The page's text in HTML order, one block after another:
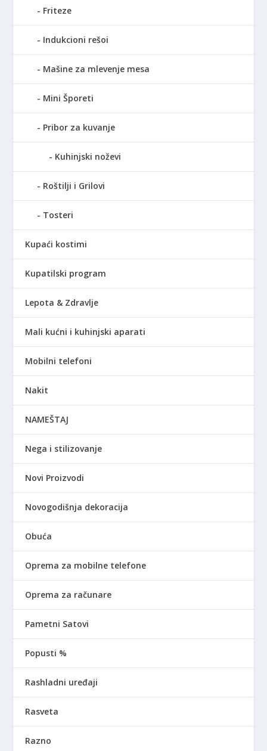
Friteze
Indukcioni rešoi
Mašine za mlevenje mesa
Mini Šporeti
Pribor za kuvanje
Kuhinjski noževi
Roštilji i Grilovi
Tosteri
Kupaći kostimi
Kupatilski program
Lepota & Zdravlje
Mali kućni i kuhinjski aparati
Mobilni telefoni
Nakit
NAMEŠTAJ
Nega i stilizovanje
Novi Proizvodi
Novogodišnja dekoracija
Obuća
Oprema za mobilne telefone
Oprema za računare
Pametni Satovi
Popusti %
Rashladni uređaji
Rasveta
Razno